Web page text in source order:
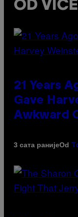
OD VICE
21 Years
Gave
Awkward
3 сата ранијеOd